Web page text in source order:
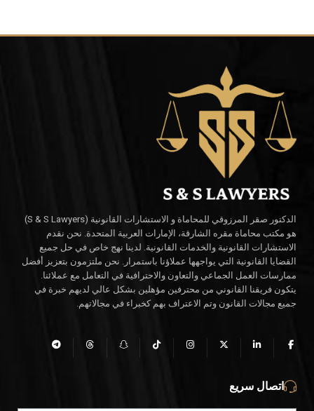
الدكتور صقر المرزوقي للمحاماة و الاستشارات القانونية (S & S Lawyers)
هو مكتب محاماة مقره الشارقة، الإمارات العربية المتحدة. نحن نقدم
الاستشارات القانونية والخدمات القانونية. لدينا نهج خاص في حل جميع
القضايا القانونية التي يواجهها عملاؤنا باستمرار. نحن ملتزمون بتعزيز أفضل
ممارسات العمل الجماعي والتعاون والاحترافية في التعامل مع عملائنا.
يتكون فريقنا القانوني من محترفين مؤهلين بشكل عالي لديهم خبرة في
جميع مجالات القانون وتم الاعتراف بهم كخبراء في مجالاتهم.
اتصال سريع